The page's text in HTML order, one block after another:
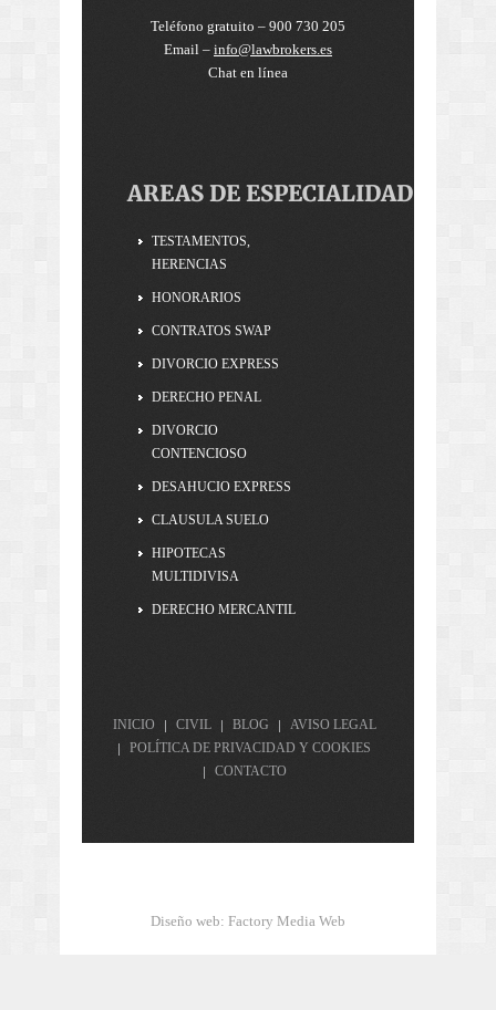
Teléfono gratuito – 900 730 205
Email – info@lawbrokers.es
Chat en línea
AREAS DE ESPECIALIDAD
TESTAMENTOS,
HERENCIAS
HONORARIOS
CONTRATOS SWAP
DIVORCIO EXPRESS
DERECHO PENAL
DIVORCIO
CONTENCIOSO
DESAHUCIO EXPRESS
CLAUSULA SUELO
HIPOTECAS
MULTIDIVISA
DERECHO MERCANTIL
INICIO CIVIL BLOG
AVISO LEGAL
POLÍTICA DE PRIVACIDAD Y COOKIES
CONTACTO
Diseño web: Factory Media Web